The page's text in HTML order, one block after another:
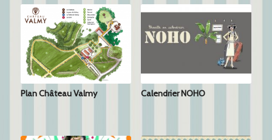
Plan Château Valmy Calendrier NOHO